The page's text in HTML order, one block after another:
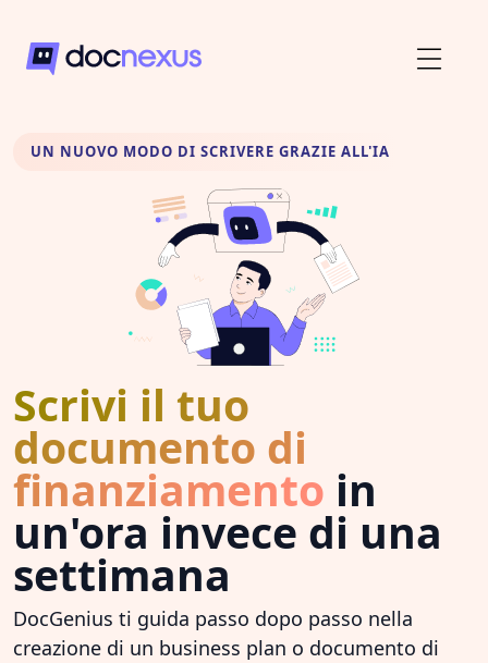
UN NUOVO MODO DI SCRIVERE GRAZIE ALL'IA
Scrivi il tuo
documento di
finanziamento in
un'ora invece di una
settimana
DocGenius ti guida passo dopo passo nella
creazione di un business plan o documento di